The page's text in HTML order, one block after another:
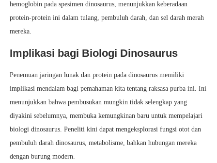
hemoglobin pada spesimen dinosaurus, menunjukkan keberadaan
protein-protein ini dalam tulang, pembuluh darah, dan sel darah merah
mereka.
Implikasi bagi Biologi Dinosaurus
Penemuan jaringan lunak dan protein pada dinosaurus memiliki
implikasi mendalam bagi pemahaman kita tentang raksasa purba ini. Ini
menunjukkan bahwa pembusukan mungkin tidak selengkap yang
diyakini sebelumnya, membuka kemungkinan baru untuk mempelajari
biologi dinosaurus. Peneliti kini dapat mengeksplorasi fungsi otot dan
pembuluh darah dinosaurus, metabolisme, bahkan hubungan mereka
dengan burung modern.